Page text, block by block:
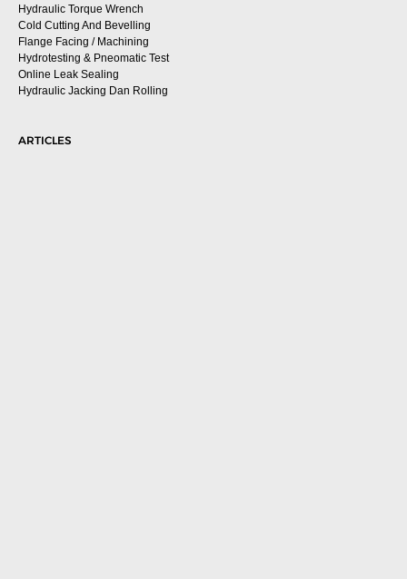
Hydraulic Torque Wrench
Cold Cutting And Bevelling
Flange Facing / Machining
Hydrotesting & Pneomatic Test
Online Leak Sealing
Hydraulic Jacking Dan Rolling
ARTICLES